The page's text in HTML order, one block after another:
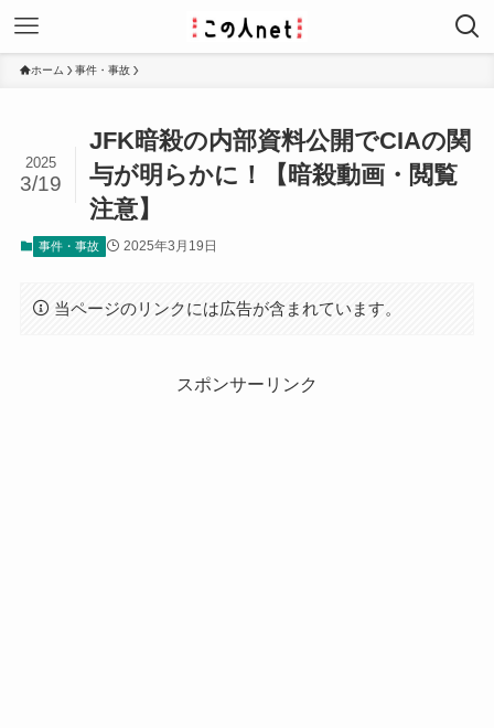
ホーム 事件・事故
JFK暗殺の内部資料公開でCIAの関
与が明らかに！【暗殺動画・閲覧
注意】
2025
3/19
事件・事故 2025年3月19日
当ページのリンクには広告が含まれています。
スポンサーリンク